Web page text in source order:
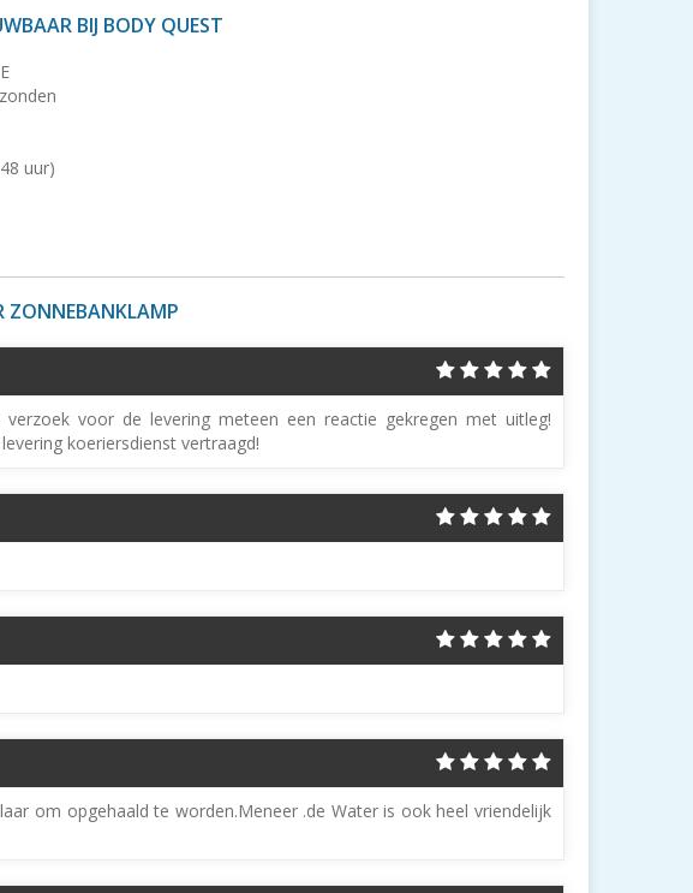
BIJ BODY QUEST
uur)
ZONNEBANKLAMP
voor de levering meteen een reactie gekregen met uitleg!
koeriersdienst vertraagd!
om opgehaald te worden.Meneer .de Water is ook heel vriendelijk